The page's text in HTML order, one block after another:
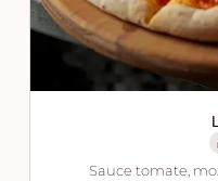
Sauce tomate,